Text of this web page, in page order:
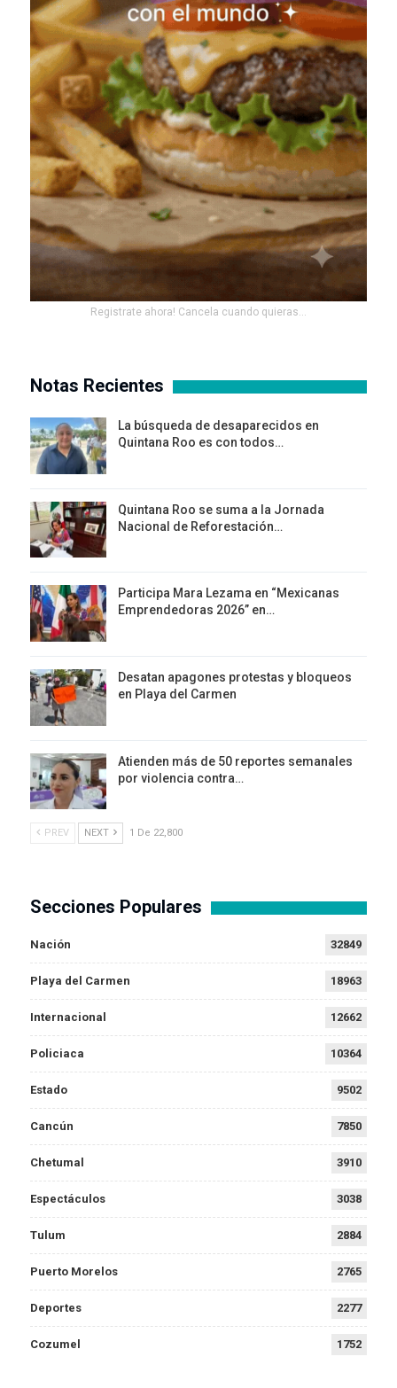
Registrate ahora! Cancela cuando quieras...
Notas Recientes
La búsqueda de desaparecidos en
Quintana Roo es con todos…
Quintana Roo se suma a la Jornada
Nacional de Reforestación…
Participa Mara Lezama en “Mexicanas
Emprendedoras 2026” en…
Desatan apagones protestas y bloqueos
en Playa del Carmen
Atienden más de 50 reportes semanales
por violencia contra…
PREV NEXT 1 De 22,800
Secciones Populares
Nación 32849
Playa del Carmen 18963
Internacional 12662
Policiaca 10364
Estado 9502
Cancún 7850
Chetumal 3910
Espectáculos 3038
Tulum 2884
Puerto Morelos 2765
Deportes 2277
Cozumel 1752